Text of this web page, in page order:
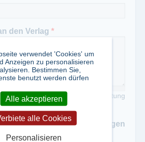
den Verlag *
unseres Portals zur Verbreitung
wir eine Gebühr von 50,- €
verwendet 'Cookies' um
Anzeigen zu personalisieren
Bestimmen Sie,
benutzt werden dürfen
Alle akzeptieren
alle Cookies
Personalisieren